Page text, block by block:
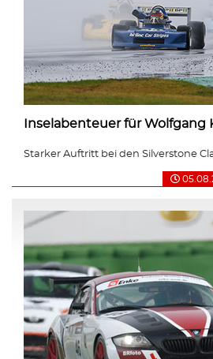
Inselabenteuer für Wolfgang
Starker Auftritt bei den Silverstone